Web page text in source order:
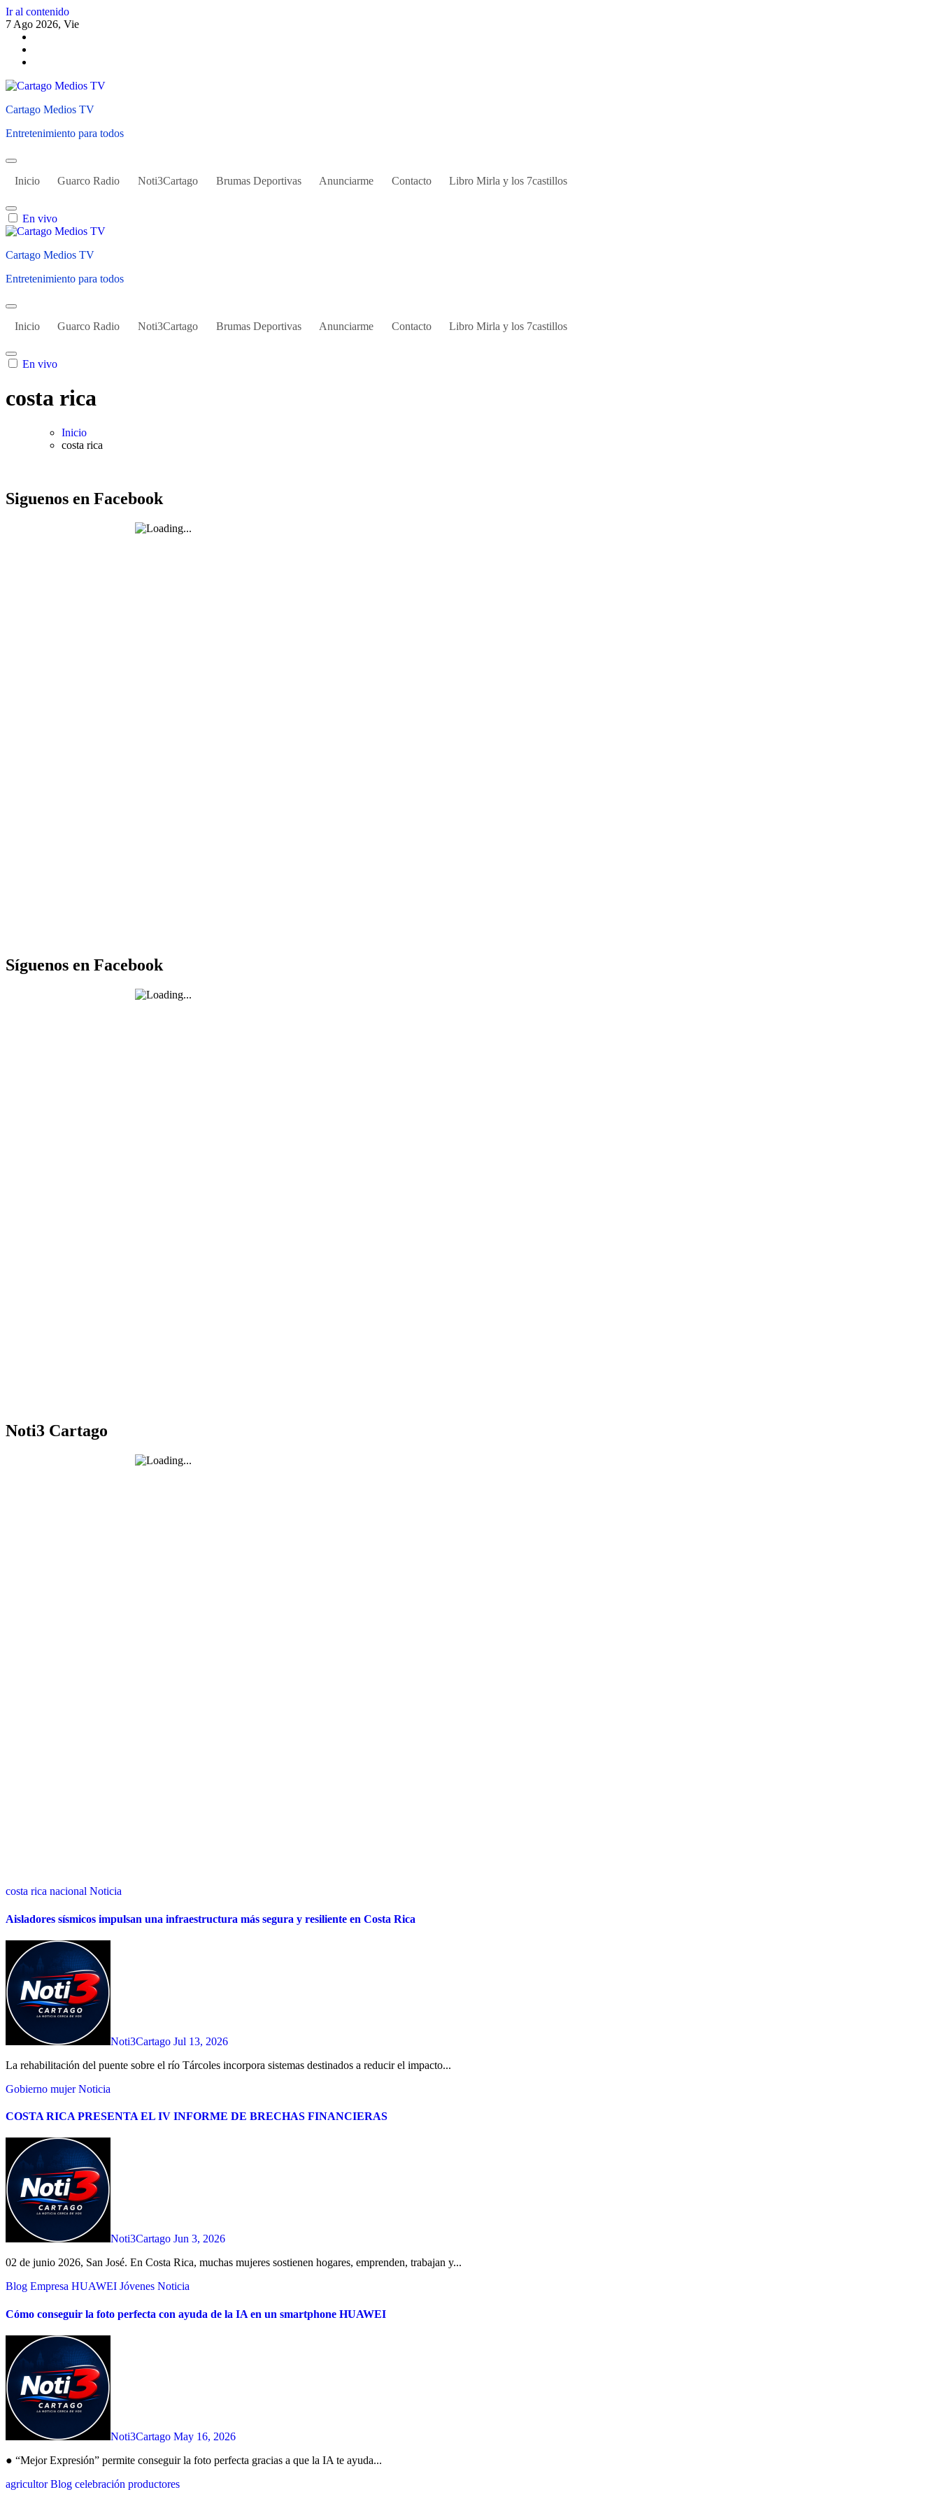
Ir al contenido
7 Ago 2026, Vie
Cartago Medios TV
Entretenimiento para todos
Inicio Guarco Radio Noti3Cartago Brumas Deportivas Anunciarme Contacto Libro Mirla y los 7castillos
En vivo
Cartago Medios TV
Entretenimiento para todos
Inicio Guarco Radio Noti3Cartago Brumas Deportivas Anunciarme Contacto Libro Mirla y los 7castillos
En vivo
costa rica
Inicio
costa rica
Siguenos en Facebook
Síguenos en Facebook
Noti3 Cartago
costa rica nacional Noticia
Aisladores sísmicos impulsan una infraestructura más segura y resiliente en Costa Rica
Noti3Cartago Jul 13, 2026
La rehabilitación del puente sobre el río Tárcoles incorpora sistemas destinados a reducir el impacto...
Gobierno mujerNoticia
COSTA RICA PRESENTA EL IV INFORME DE BRECHAS FINANCIERAS
Noti3Cartago Jun 3, 2026
02 de junio 2026, San José. En Costa Rica, muchas mujeres sostienen hogares, emprenden, trabajan y...
Blog Empresa HUAWEI Jóvenes Noticia
Cómo conseguir la foto perfecta con ayuda de la IA en un smartphone HUAWEI
Noti3Cartago May 16, 2026
● “Mejor Expresión” permite conseguir la foto perfecta gracias a que la IA te ayuda...
agricultorBlog celebración productores